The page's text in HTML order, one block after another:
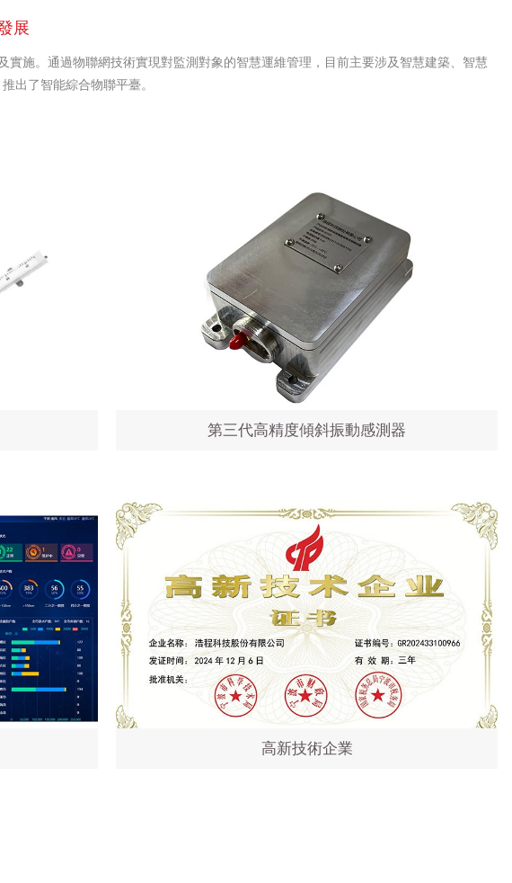
展
。通過物聯網技術實現對監測對象的智慧運維管理，目前主要涉及智慧建築、智慧
出了智能綜合物聯平臺。
第三代高精度傾斜振動感測器
高新技術企業